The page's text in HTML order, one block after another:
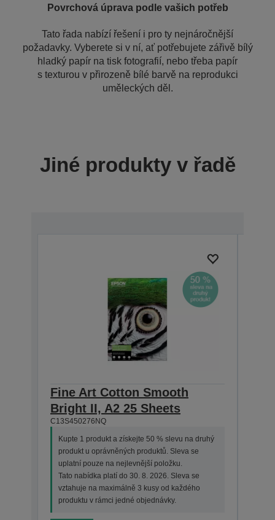
Povrchová úprava podle vašich potřeb
Tato řada nabízí řešení i pro ty nejnáročnější
požadavky. Vyberete si v ní, ať potřebujete zářivě bílý
hladký papír na tisk fotografií, nebo třeba papír
s texturou v přirozeně bílé barvě na reprodukci
uměleckých děl.
Jiné produkty v řadě
Fine Art Cotton Smooth
Bright II, A2 25 Sheets
C13S450276NQ
Kupte 1 produkt a získejte 50 % slevu na druhý
produkt u oprávněných produktů. Sleva se
uplatní pouze na nejlevnější položku.
Tato nabídka platí do 30. 8. 2026. Sleva se
vztahuje na maximálně 3 kusy od každého
produktu v rámci jedné objednávky.